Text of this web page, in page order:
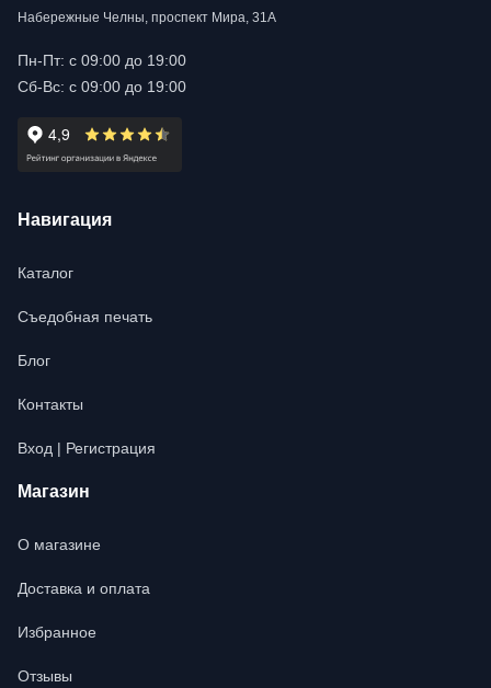
Набережные Челны, проспект Мира, 31А
Пн-Пт: с 09:00 до 19:00
Сб-Вс: с 09:00 до 19:00
Навигация
Каталог
Съедобная печать
Блог
Контакты
Вход | Регистрация
Магазин
О магазине
Доставка и оплата
Избранное
Отзывы